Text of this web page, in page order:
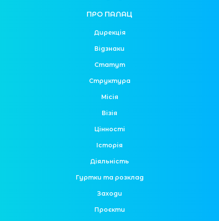
ПРО ПАЛАЦ
Дирекція
Відзнаки
Статут
Структура
Місія
Візія
Цінності
Історія
Діяльність
Гуртки та розклад
Заходи
Проєкти